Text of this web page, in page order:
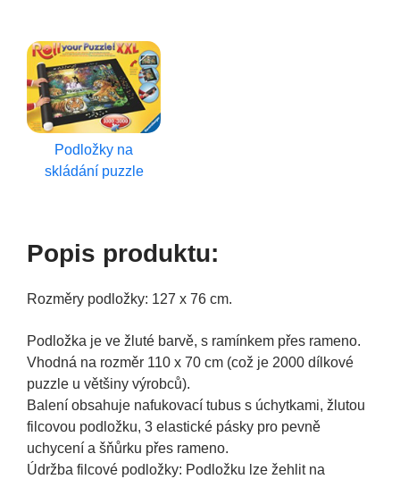
Podložky na
skládání puzzle
Popis produktu:
Rozměry podložky: 127 x 76 cm.
Podložka je ve žluté barvě, s ramínkem přes rameno.
Vhodná na rozměr 110 x 70 cm (což je 2000 dílkové
puzzle u většiny výrobců).
Balení obsahuje nafukovací tubus s úchytkami, žlutou
filcovou podložku, 3 elastické pásky pro pevně
uchycení a šňůrku přes rameno.
Údržba filcové podložky: Podložku lze žehlit na